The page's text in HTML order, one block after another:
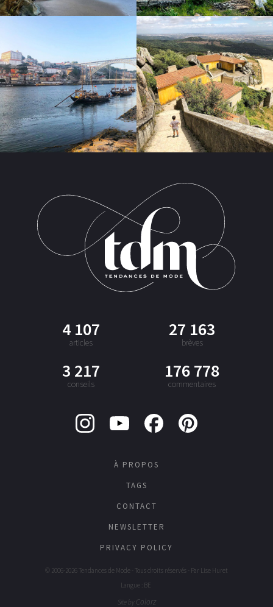
4 107
articles
27 163
brèves
3 217
conseils
176 778
commentaires
À PROPOS
TAGS
CONTACT
NEWSLETTER
PRIVACY POLICY
© 2006-2026 Tendances de Mode - Tous droits réservés - Par Lise Huret
Langue : BE
Site by Colorz